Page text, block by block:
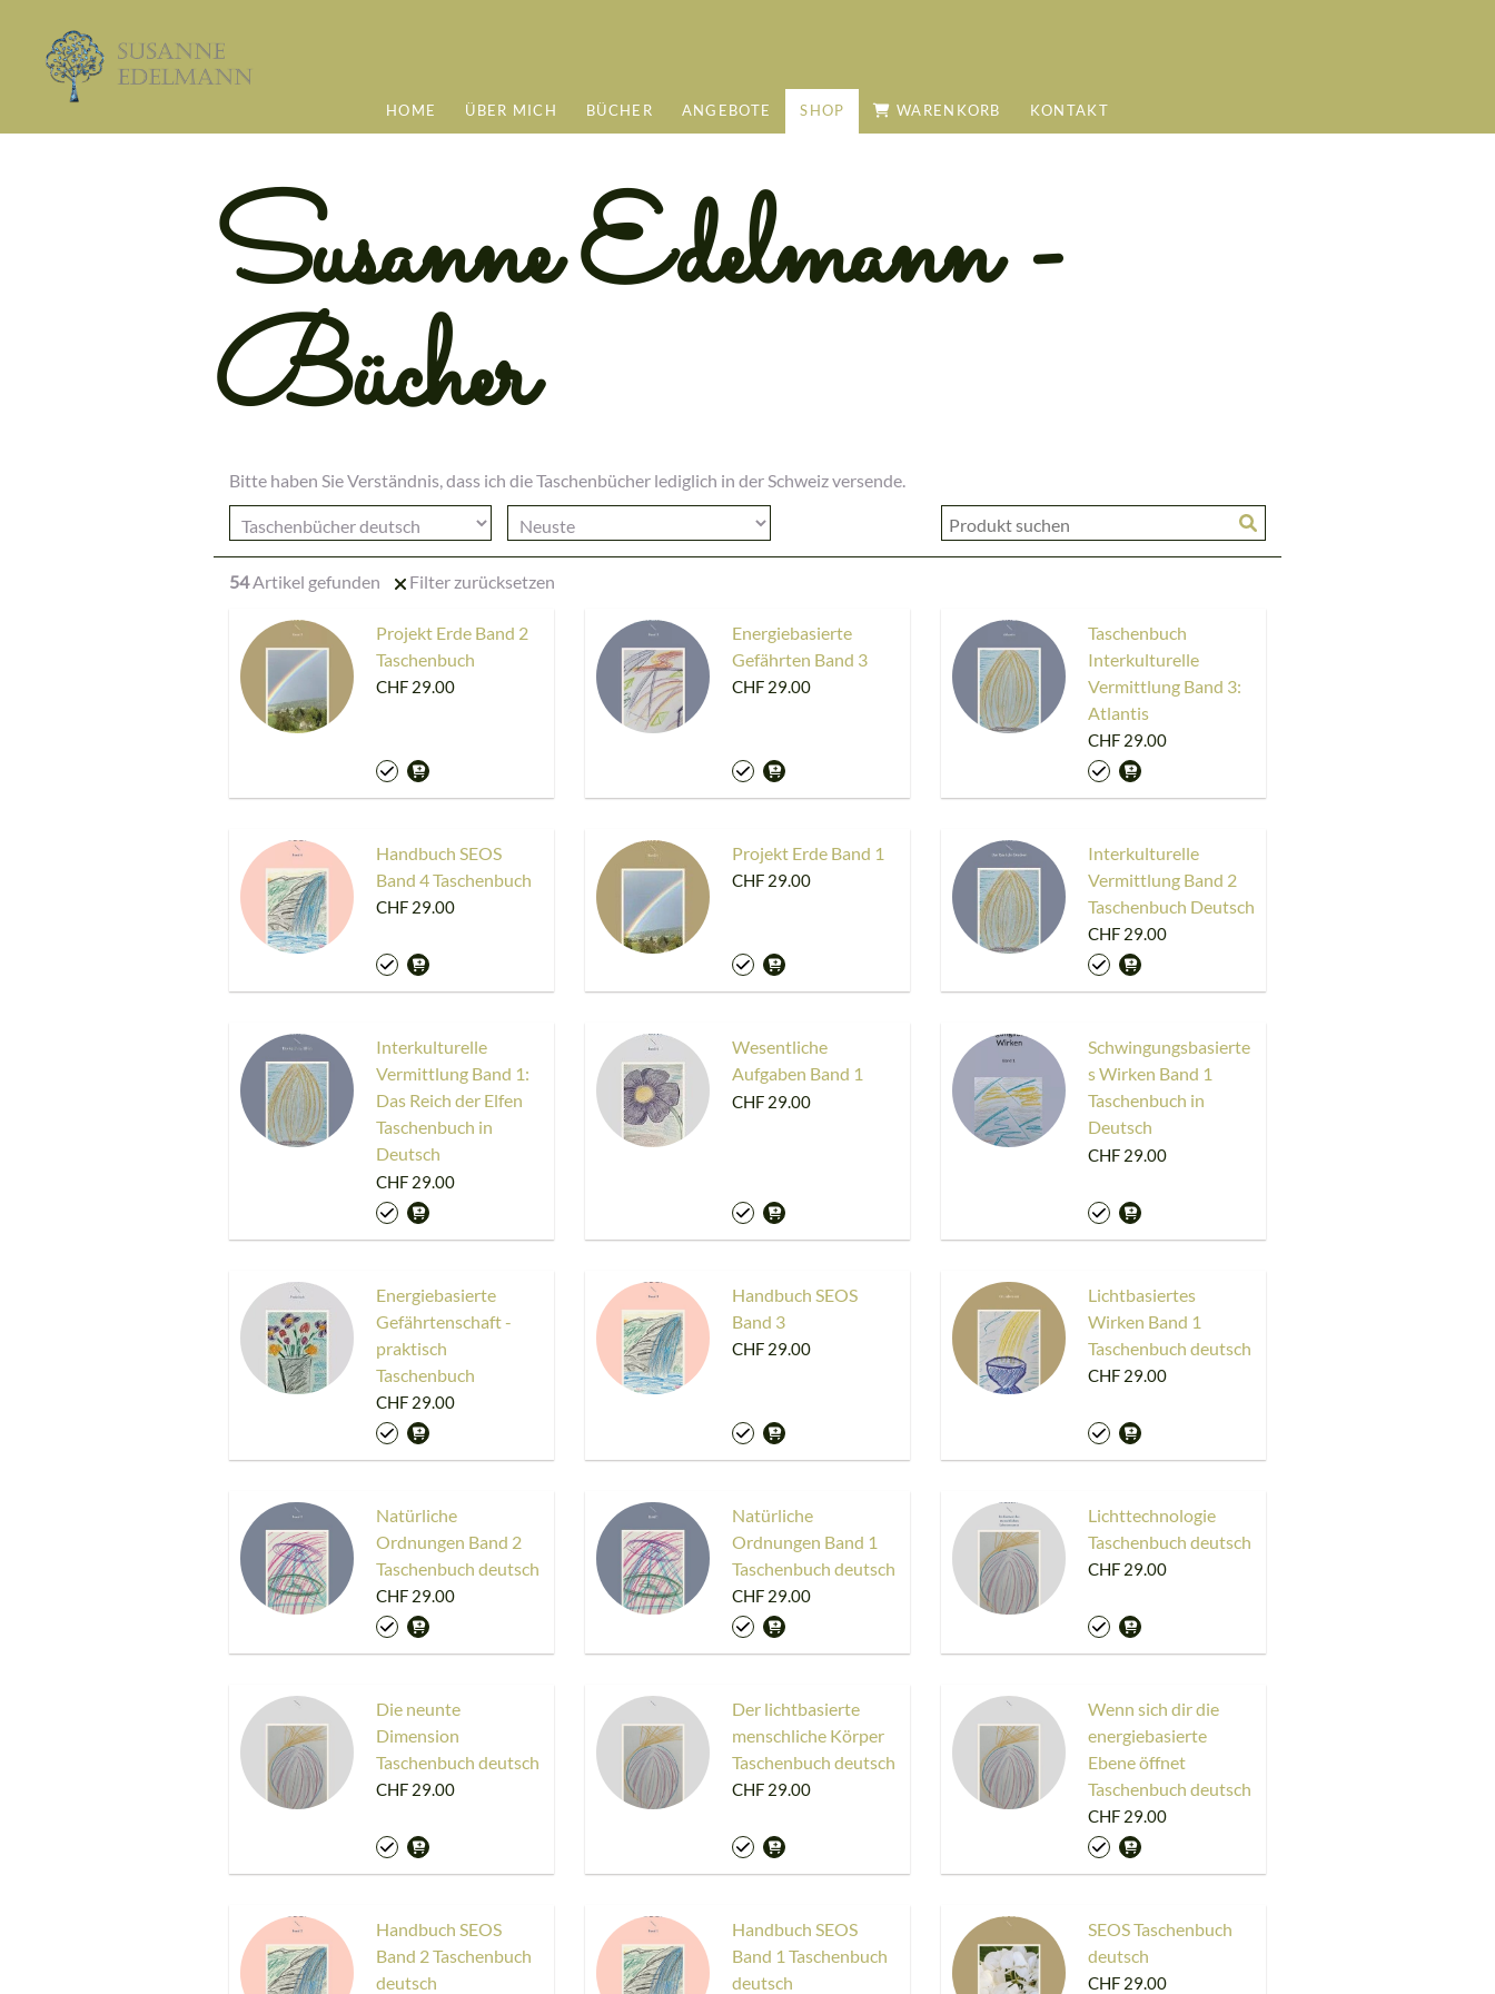
HOME ÜBER MICH BÜCHER ANGEBOTE SHOP WARENKORB KONTAKT
Susanne Edelmann -
Bücher
Bitte haben Sie Verständnis, dass ich die Taschenbücher lediglich in der Schweiz versende.
54Artikel gefunden Filter zurücksetzen
Projekt Erde Band 2
Taschenbuch
CHF 29.00
Energiebasierte
Gefährten Band 3
CHF 29.00
Taschenbuch
Interkulturelle
Vermittlung Band 3:
Atlantis
CHF 29.00
Handbuch SEOS
Band 4 Taschenbuch
CHF 29.00
Projekt Erde Band 1
CHF 29.00
Interkulturelle
Vermittlung Band 2
Taschenbuch Deutsch
CHF 29.00
Interkulturelle
Vermittlung Band 1:
Das Reich der Elfen
Taschenbuch in
Deutsch
CHF 29.00
Wesentliche
Aufgaben Band 1
CHF 29.00
Schwingungsbasierte
s Wirken Band 1
Taschenbuch in
Deutsch
CHF 29.00
Energiebasierte
Gefährtenschaft -
praktisch
Taschenbuch
CHF 29.00
Handbuch SEOS
Band 3
CHF 29.00
Lichtbasiertes
Wirken Band 1
Taschenbuch deutsch
CHF 29.00
Natürliche
Ordnungen Band 2
Taschenbuch deutsch
CHF 29.00
Natürliche
Ordnungen Band 1
Taschenbuch deutsch
CHF 29.00
Lichttechnologie
Taschenbuch deutsch
CHF 29.00
Die neunte
Dimension
Taschenbuch deutsch
CHF 29.00
Der lichtbasierte
menschliche Körper
Taschenbuch deutsch
CHF 29.00
Wenn sich dir die
energiebasierte
Ebene öffnet
Taschenbuch deutsch
CHF 29.00
Handbuch SEOS
Band 2 Taschenbuch
deutsch
Handbuch SEOS
Band 1 Taschenbuch
deutsch
SEOS Taschenbuch
deutsch
CHF 29.00